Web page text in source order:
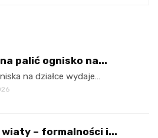
palić ognisko na...
na działce wydaje…
wiaty – formalności i...